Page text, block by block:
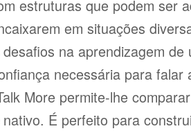
estruturas que podem ser
em situações
na aprendizagem
necessária para
More permite-lhe
É perfeito para